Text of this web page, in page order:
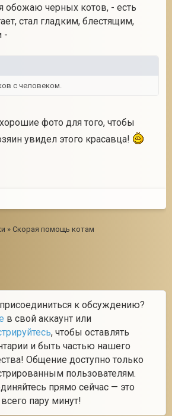
обожаю черных котов, - есть
стал гладким, блестящим,
-
с человеком.
фото для того, чтобы
увидел этого красавца!
» Скорая помощь котам
к обсуждению?
в свой аккаунт или
, чтобы оставлять
и быть частью нашего
Общение доступно только
пользователям.
прямо сейчас — это
пару минут!